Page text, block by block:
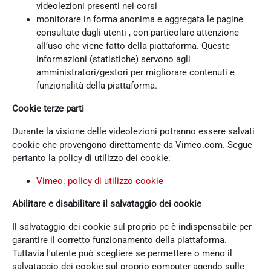
videolezioni presenti nei corsi
monitorare in forma anonima e aggregata le pagine
consultate dagli utenti , con particolare attenzione
all’uso che viene fatto della piattaforma. Queste
informazioni (statistiche) servono agli
amministratori/gestori per migliorare contenuti e
funzionalità della piattaforma.
Cookie terze parti
Durante la visione delle videolezioni potranno essere salvati
cookie che provengono direttamente da Vimeo.com. Segue
pertanto la policy di utilizzo dei cookie:
Vimeo: policy di utilizzo cookie
Abilitare e disabilitare il salvataggio dei cookie
Il salvataggio dei cookie sul proprio pc è indispensabile per
garantire il corretto funzionamento della piattaforma.
Tuttavia l'utente può scegliere se permettere o meno il
salvataggio dei cookie sul proprio computer agendo sulle